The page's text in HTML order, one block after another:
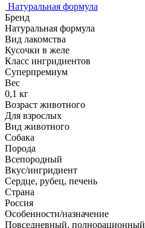
Натуральная формула
Бренд
Натуральная формула
Вид лакомства
Кусочки в желе
Класс ингридиентов
Суперпремиум
Вес
0,1 кг
Возраст животного
Для взрослых
Вид животного
Собака
Порода
Всепородный
Вкус/ингридиент
Сердце, рубец, печень
Страна
Россия
Особенности/назначение
Повседневный, полнорационный